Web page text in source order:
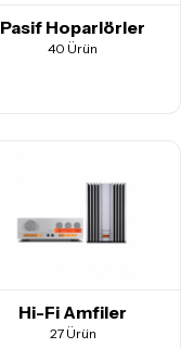
Pasif Hoparlörler
40 Ürün
Hi-Fi Amfiler
27 Ürün